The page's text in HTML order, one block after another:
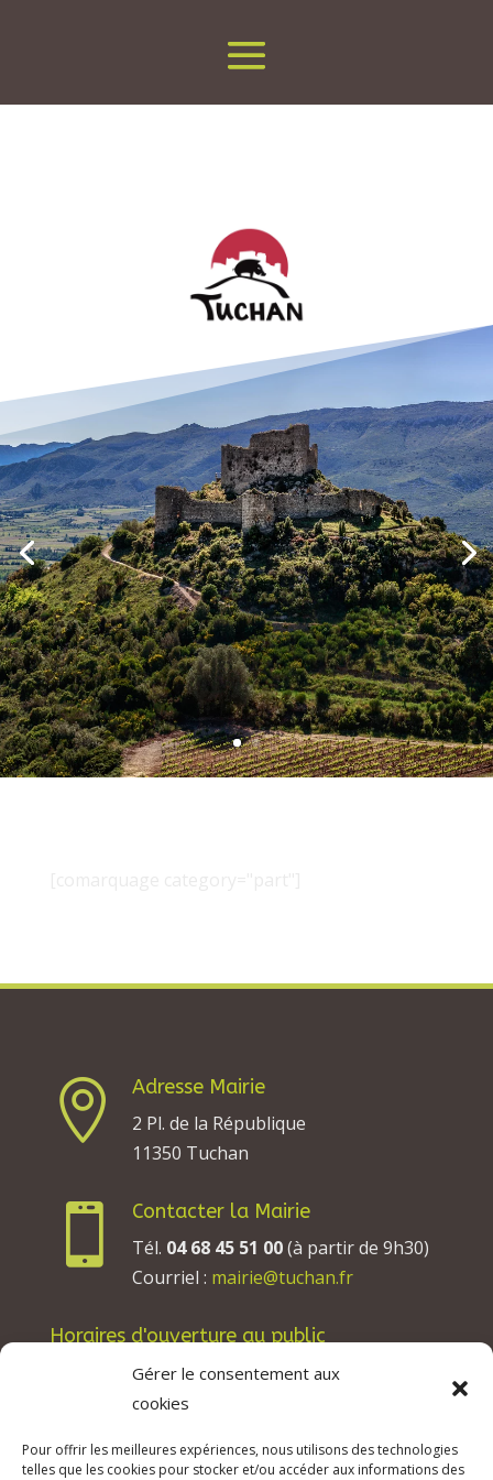
Gérer le consentement aux
cookies
Pour offrir les meilleures expériences, nous utilisons des technologies
telles que les cookies pour stocker et/ou accéder aux informations des

Adresse Mairie
2 Pl. de la République
11350 Tuchan

Contacter la Mairie
Tél. 04 68 45 51 00(à partir de 9h30)
Courriel : mairie@tuchan.fr
Horaires d'ouverture au public
Les lundis, mardis et jeudis : de 8h à 12h et de
13h30 à 17h30.
Les vendredis : de 8h à 12h.